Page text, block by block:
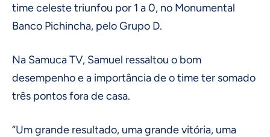
time celeste triunfou por 1 a 0, no Monumental
Banco Pichincha, pelo Grupo D.
Na Samuca TV, Samuel ressaltou o bom
desempenho e a importância de o time ter somado
três pontos fora de casa.
“Um grande resultado, uma grande vitória, uma